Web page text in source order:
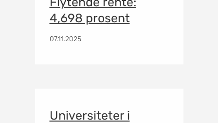
4,698 prosent
07.11.2025
Universiteter i